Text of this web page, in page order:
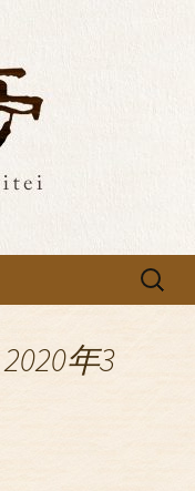
特別な和食
お届け
検
年3